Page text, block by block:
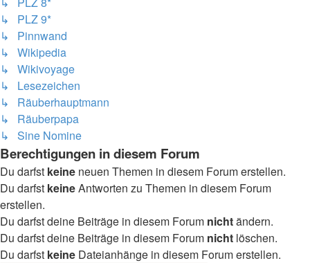
↳ PLZ 9*
↳ Pinnwand
↳ Wikipedia
↳ Wikivoyage
↳ Lesezeichen
↳ Räuberhauptmann
↳ Räuberpapa
↳ Sine Nomine
Berechtigungen in diesem Forum
Du darfst keine neuen Themen in diesem Forum erstellen.
Du darfst keineAntworten zu Themen in diesem Forum
erstellen.
Du darfst deine Beiträge in diesem Forum nichtändern.
Du darfst deine Beiträge in diesem Forum nicht löschen.
Du darfst keine Dateianhänge in diesem Forum erstellen.